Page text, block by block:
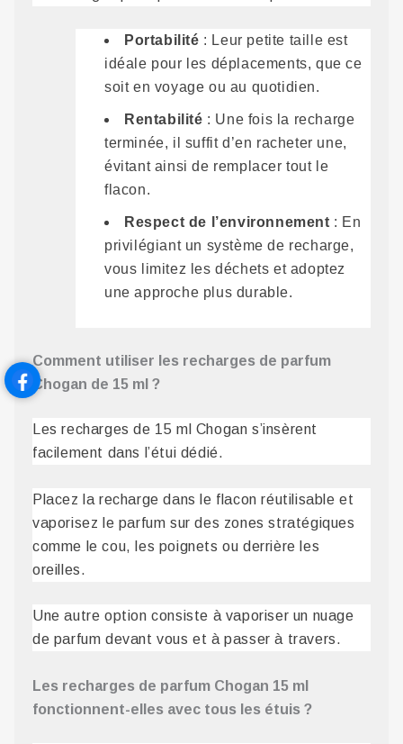
Portabilité : Leur petite taille est
idéale pour les déplacements, que ce
soit en voyage ou au quotidien.
Rentabilité : Une fois la recharge
terminée, il suffit d’en racheter une,
évitant ainsi de remplacer tout le
flacon.
Respect de l’environnement : En
privilégiant un système de recharge,
vous limitez les déchets et adoptez
une approche plus durable.
Comment utiliser les recharges de parfum
Chogan de 15 ml ?
Les recharges de 15 ml Chogan s’insèrent
facilement dans l’étui dédié.
Placez la recharge dans le flacon réutilisable et
vaporisez le parfum sur des zones stratégiques
comme le cou, les poignets ou derrière les
oreilles.
Une autre option consiste à vaporiser un nuage
de parfum devant vous et à passer à travers.
Les recharges de parfum Chogan 15 ml
fonctionnent-elles avec tous les étuis ?